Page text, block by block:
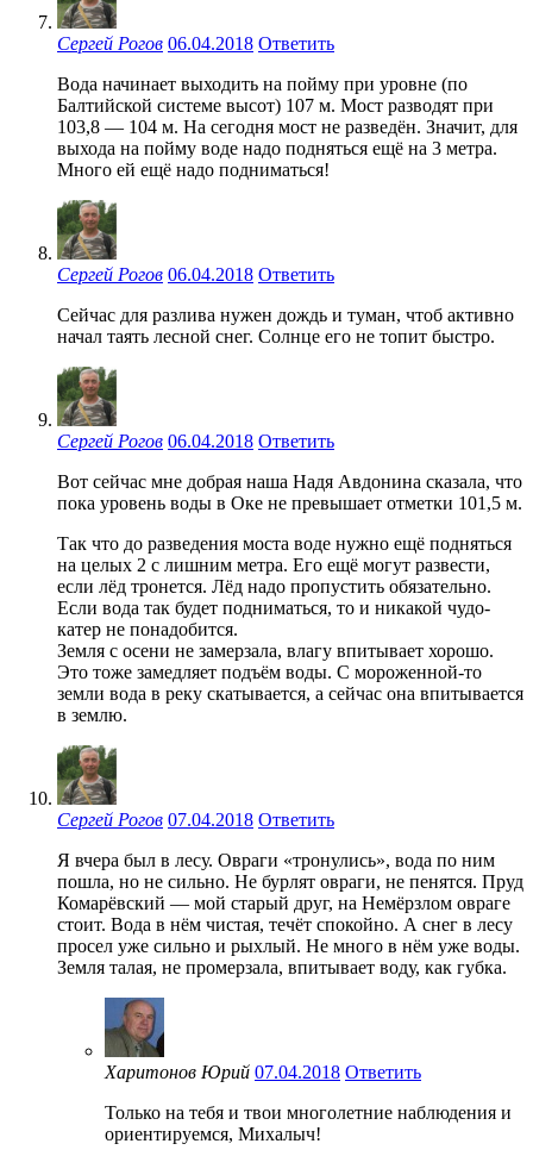
Сергей Рогов 06.04.2018 Ответить
Вода начинает выходить на пойму при уровне (по
Балтийской системе высот) 107 м. Мост разводят при
103,8 — 104 м. На сегодня мост не разведён. Значит, для
выхода на пойму воде надо подняться ещё на 3 метра.
Много ей ещё надо подниматься!
Сергей Рогов 06.04.2018 Ответить
Сейчас для разлива нужен дождь и туман, чтоб активно
начал таять лесной снег. Солнце его не топит быстро.
Сергей Рогов 06.04.2018 Ответить
Вот сейчас мне добрая наша Надя Авдонина сказала, что
пока уровень воды в Оке не превышает отметки 101,5 м.
Так что до разведения моста воде нужно ещё подняться
на целых 2 с лишним метра. Его ещё могут развести,
если лёд тронется. Лёд надо пропустить обязательно.
Если вода так будет подниматься, то и никакой чудо-
катер не понадобится.
Земля с осени не замерзала, влагу впитывает хорошо.
Это тоже замедляет подъём воды. С мороженной-то
земли вода в реку скатывается, а сейчас она впитывается
в землю.
Сергей Рогов 07.04.2018 Ответить
Я вчера был в лесу. Овраги «тронулись», вода по ним
пошла, но не сильно. Не бурлят овраги, не пенятся. Пруд
Комарёвский — мой старый друг, на Немёрзлом овраге
стоит. Вода в нём чистая, течёт спокойно. А снег в лесу
просел уже сильно и рыхлый. Не много в нём уже воды.
Земля талая, не промерзала, впитывает воду, как губка.
Харитонов Юрий 07.04.2018 Ответить
Только на тебя и твои многолетние наблюдения и
ориентируемся, Михалыч!